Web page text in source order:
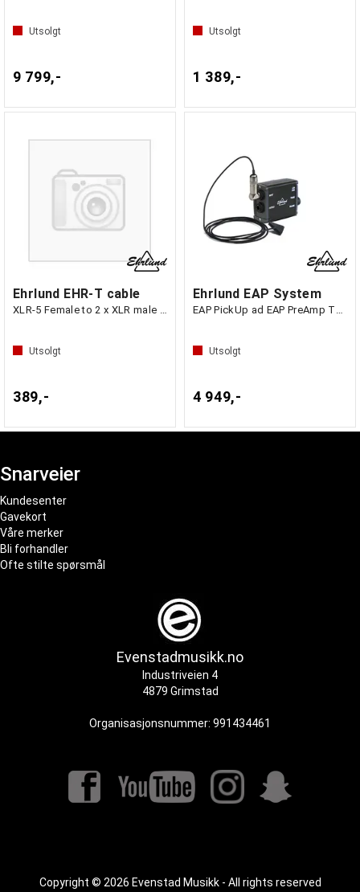
Utsolgt
9 799,-
Utsolgt
1 389,-
Ehrlund EHR-T cable
XLR-5 Female to 2 x XLR male connector
Utsolgt
389,-
Ehrlund EAP System
EAP PickUp ad EAP PreAmp TRS
Utsolgt
4 949,-
Snarveier
Kundesenter
Gavekort
Våre merker
Bli forhandler
Ofte stilte spørsmål
Evenstadmusikk.no
Industriveien 4
4879 Grimstad
Organisasjonsnummer: 991434461
Copyright © 2026 Evenstad Musikk - All rights reserved